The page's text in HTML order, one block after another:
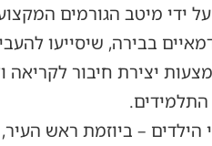
מיטב הגורמים
בבירה, שיסייעו
יצירת חיבור לקריאה
התלמידים.
– ביוזמת ראש